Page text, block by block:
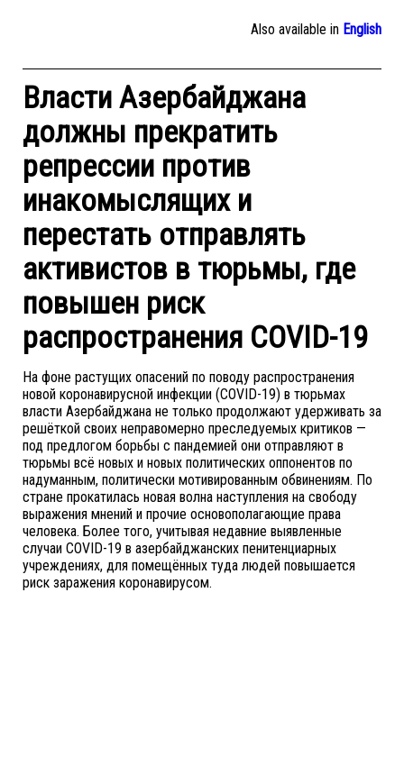
Also available in English
Власти Азербайджана
должны прекратить
репрессии против
инакомыслящих и
перестать отправлять
активистов в тюрьмы, где
повышен риск
распространения COVID-19
На фоне растущих опасений по поводу распространения
новой коронавирусной инфекции (COVID-19) в тюрьмах
власти Азербайджана не только продолжают удерживать за
решёткой своих неправомерно преследуемых критиков —
под предлогом борьбы с пандемией они отправляют в
тюрьмы всё новых и новых политических оппонентов по
надуманным, политически мотивированным обвинениям. По
стране прокатилась новая волна наступления на свободу
выражения мнений и прочие основополагающие права
человека. Более того, учитывая недавние выявленные
случаи COVID-19 в азербайджанских пенитенциарных
учреждениях, для помещённых туда людей повышается
риск заражения коронавирусом.